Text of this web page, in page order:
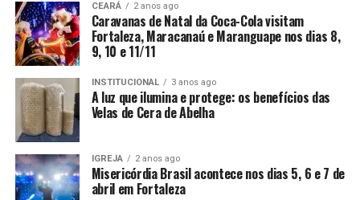
CEARÁ 2 anos ago
Caravanas de Natal da Coca-Cola visitam
Fortaleza, Maracanaú e Maranguape nos dias 8,
9, 10 e 11/11
INSTITUCIONAL 3 anos ago
A luz que ilumina e protege: os benefícios das
Velas de Cera de Abelha
IGREJA 2 anos ago
Misericórdia Brasil acontece nos dias 5, 6 e 7 de
abril em Fortaleza